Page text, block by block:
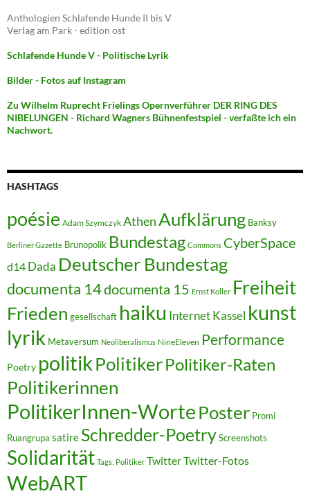
Anthologien Schlafende Hunde II bis V
Verlag am Park - edition ost
Schlafende Hunde V - Politische Lyrik
Bilder - Fotos auf Instagram
Zu Wilhelm Ruprecht Frielings Opernverführer DER RING DES
NIBELUNGEN - Richard Wagners Bühnenfestspiel - verfaßte ich ein
Nachwort.
HASHTAGS
poésie Adam Szymczyk AthenAufklärung Banksy
Berliner Gazette Brunopolik Bundestag Commons CyberSpace
d14 Dada Deutscher Bundestag
documenta 14documenta 15 Ernst Koller Freiheit
Frieden gesellschaft haiku InternetKassel kunst
lyrik Metaversum Neoliberalismus NineEleven Performance
Poetry politikPolitikerPolitiker-Raten
Politikerinnen
PolitikerInnen-Worte Poster Promi
Ruangrupa satire Schredder-PoetryScreenshots
Solidarität Tags: Politiker TwitterTwitter-Fotos
WebART